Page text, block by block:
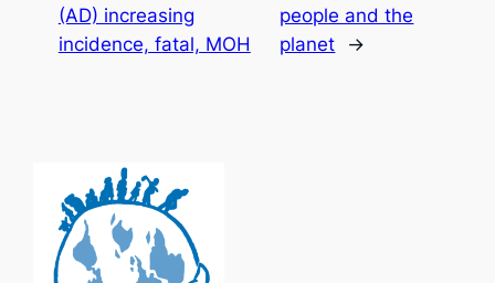
(AD) increasing
incidence, fatal, MOH
people and the
planet
→